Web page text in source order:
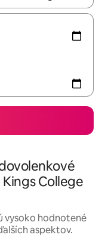
College
vysoko hodnotené
aspektov.